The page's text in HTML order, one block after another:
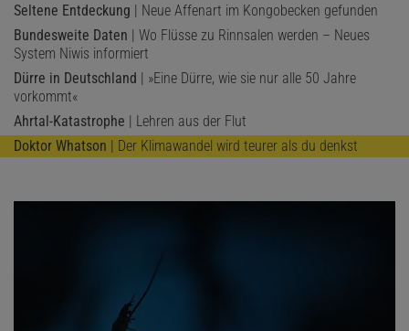
Seltene Entdeckung | Neue Affenart im Kongobecken gefunden
Bundesweite Daten | Wo Flüsse zu Rinnsalen werden – Neues
System Niwis informiert
Dürre in Deutschland | »Eine Dürre, wie sie nur alle 50 Jahre
vorkommt«
Ahrtal-Katastrophe | Lehren aus der Flut
Doktor Whatson | Der Klimawandel wird teurer als du denkst